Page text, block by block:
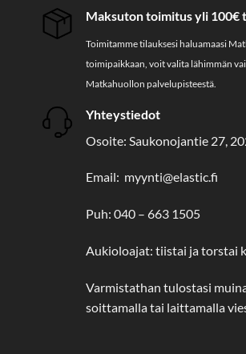
Maksuton toimitus yli 100€
Toimitamme tilauksesi haluamaasi
toimipaikkaan, voit valita lähimmän
Matkahuollon palvelupisteestä.
Yhteystiedot
Osoite: Saukonojantie 27,
Email: myynti@elastic.fi
Puh: 040 – 663 1505
Aukioloajat: tiistai ja torstai
Varmistathan tulostasi
soittamalla tai laittamalla